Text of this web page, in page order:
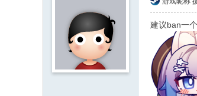
建议ban一